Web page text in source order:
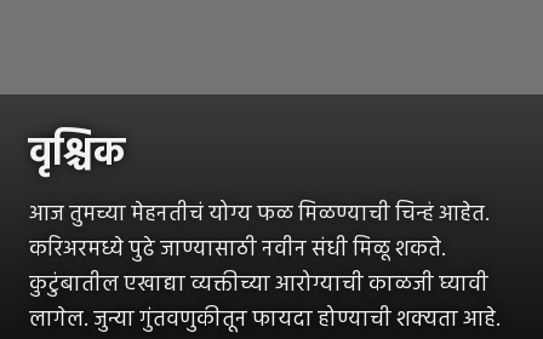
वृश्चिक
आज तुमच्या मेहनतीचं योग्य फळ मिळण्याची चिन्हं आहेत.
करिअरमध्ये पुढे जाण्यासाठी नवीन संधी मिळू शकते.
कुटुंबातील एखाद्या व्यक्तीच्या आरोग्याची काळजी घ्यावी
लागेल. जुन्या गुंतवणुकीतून फायदा होण्याची शक्यता आहे.